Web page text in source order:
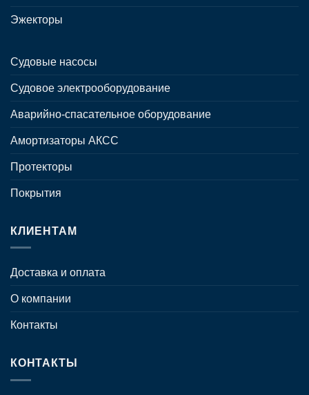
Эжекторы
Судовые насосы
Судовое электрооборудование
Аварийно-спасательное оборудование
Амортизаторы АКСС
Протекторы
Покрытия
КЛИЕНТАМ
Доставка и оплата
О компании
Контакты
КОНТАКТЫ